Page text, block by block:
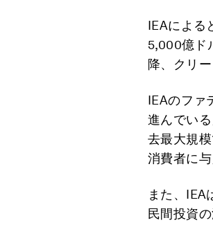
IEAによる
5,000億ド
降、クリ
IEAのファ
進んでい
去最大規
消費者に
また、IEA
民間投資